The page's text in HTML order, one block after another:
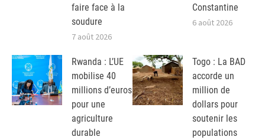
faire face à la
soudure
7 août 2026
Constantine
6 août 2026
Rwanda : L’UE
mobilise 40
millions d’euros
pour une
agriculture
durable
Togo : La BAD
accorde un
million de
dollars pour
soutenir les
populations